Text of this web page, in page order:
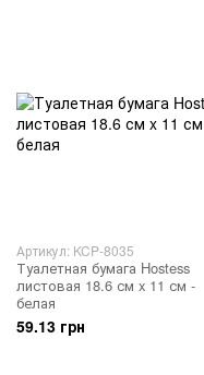
Артикул: KCP-8035
Туалетная бумага Hostess
листовая 18.6 см x 11 см -
белая
59.13 грн